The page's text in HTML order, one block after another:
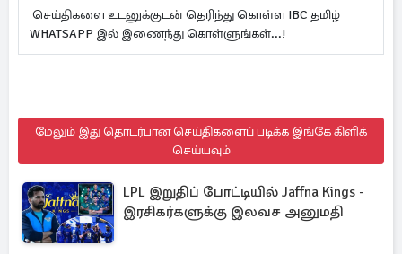
செய்திகளை உடனுக்குடன் தெரிந்து கொள்ள IBC தமிழ்
WHATSAPP இல் இணைந்து கொள்ளுங்கள்...!
மேலும் இது தொடர்பான செய்திகளைப் படிக்க இங்கே கிளிக்
செய்யவும்
LPL இறுதிப் போட்டியில் Jaffna Kings -
இரசிகர்களுக்கு இலவச அனுமதி